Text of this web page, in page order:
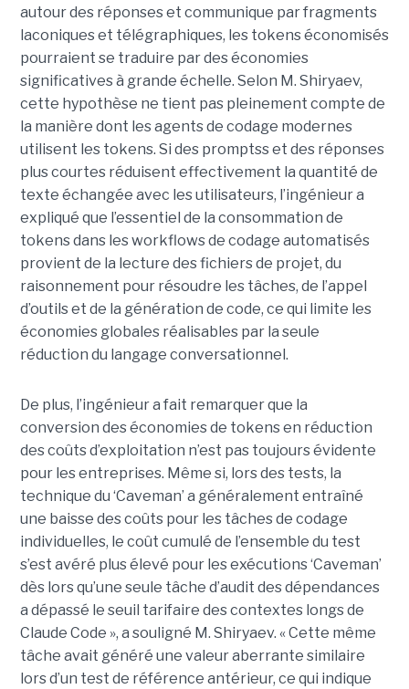
autour des réponses et communique par fragments
laconiques et télégraphiques, les tokens économisés
pourraient se traduire par des économies
significatives à grande échelle. Selon M. Shiryaev,
cette hypothèse ne tient pas pleinement compte de
la manière dont les agents de codage modernes
utilisent les tokens. Si des promptss et des réponses
plus courtes réduisent effectivement la quantité de
texte échangée avec les utilisateurs, l’ingénieur a
expliqué que l’essentiel de la consommation de
tokens dans les workflows de codage automatisés
provient de la lecture des fichiers de projet, du
raisonnement pour résoudre les tâches, de l’appel
d’outils et de la génération de code, ce qui limite les
économies globales réalisables par la seule
réduction du langage conversationnel.
De plus, l’ingénieur a fait remarquer que la
conversion des économies de tokens en réduction
des coûts d’exploitation n’est pas toujours évidente
pour les entreprises. Même si, lors des tests, la
technique du ‘Caveman’ a généralement entraîné
une baisse des coûts pour les tâches de codage
individuelles, le coût cumulé de l’ensemble du test
s’est avéré plus élevé pour les exécutions ‘Caveman’
dès lors qu’une seule tâche d’audit des dépendances
a dépassé le seuil tarifaire des contextes longs de
Claude Code », a souligné M. Shiryaev. « Cette même
tâche avait généré une valeur aberrante similaire
lors d’un test de référence antérieur, ce qui indique